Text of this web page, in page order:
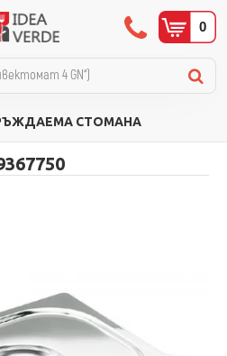
0
СТОМАНА